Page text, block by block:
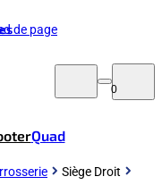
de page
0
Quad
Siège Droit